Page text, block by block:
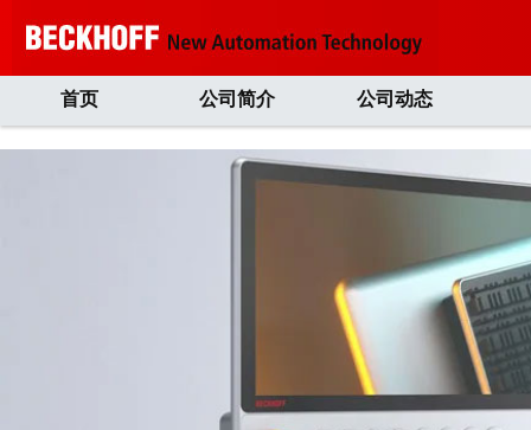
首页 公司简介 公司动态